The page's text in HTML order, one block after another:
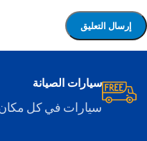
سيارات الصيانة
سيارات في كل